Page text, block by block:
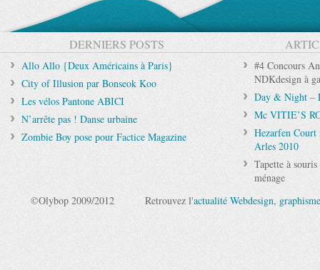
DERNIERS POSTS
Allo Allo {Deux Américains à Paris}
City of Illusion par Bonseok Koo
Les vélos Pantone ABICI
N’arrête pas ! Danse urbaine
Zombie Boy pose pour Factice Magazine
#4 Concours
NDKdesign à
Day & Night –
Mc VITIE’S
Hezarfen Court
Arles 2010
Tapette à
ménage
©Olybop 2009/2012
Retrouvez l'actualité Webdesign, graphisme